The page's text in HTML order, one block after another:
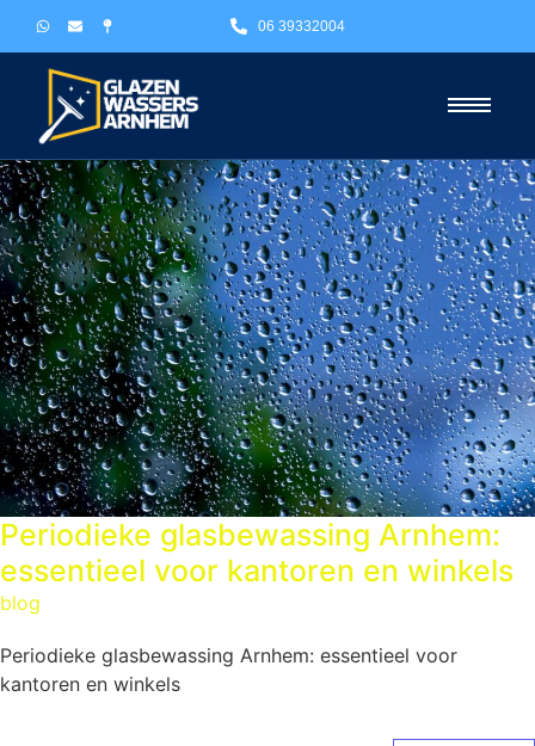
06 39332004
Periodieke glasbewassing Arnhem:
essentieel voor kantoren en winkels
blog
Periodieke glasbewassing Arnhem: essentieel voor
kantoren en winkels